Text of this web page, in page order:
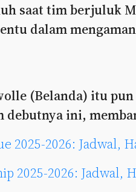
saat tim berjuluk
dalam
(Belanda) itu
debutnya ini,
2025-2026: Jadwal,
2025-2026: Jadwal,